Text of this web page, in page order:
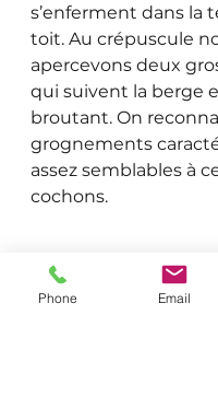
s’enferment dans la
toit. Au crépuscule
apercevons deux
qui suivent la berge
broutant. On
grognements
assez semblables à
cochons.
Phone Email